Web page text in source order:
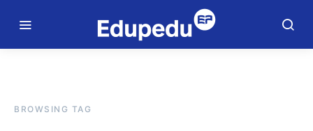
BROWSING TAG